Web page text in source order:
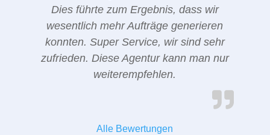
Dies führte zum Ergebnis, dass wir
wesentlich mehr Aufträge generieren
konnten. Super Service, wir sind sehr
zufrieden. Diese Agentur kann man nur
weiterempfehlen.
Alle Bewertungen